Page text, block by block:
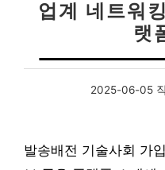
업계 네트워
랫
2025-06-05
발송배전 기술사회 가